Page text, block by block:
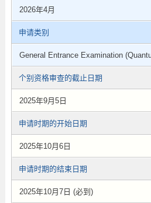
2026年4月
申请类别
General Entrance Examination
个别资格审查的截止日期
2025年9月5日
申请时期的开始日期
2025年10月6日
申请时期的结束日期
2025年10月7日 (必到)